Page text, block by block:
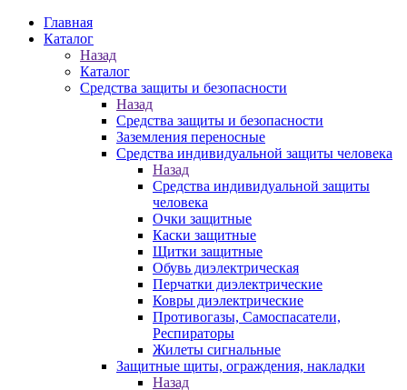
Главная
Каталог
Назад
Каталог
Средства защиты и безопасности
Назад
Средства защиты и безопасности
Заземления переносные
Средства индивидуальной защиты человека
Назад
Средства индивидуальной защиты
человека
Очки защитные
Каски защитные
Щитки защитные
Обувь диэлектрическая
Перчатки диэлектрические
Ковры диэлектрические
Противогазы, Самоспасатели,
Респираторы
Жилеты сигнальные
Защитные щиты, ограждения, накладки
Назад